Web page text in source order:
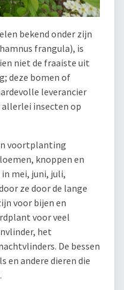
bekend onder zijn
frangula), is
niet de fraaiste uit
deze bomen of
leverancier
insecten op
voortplanting
knoppen en
mei, juni, juli,
ze door de lange
voor bijen en
voor veel
het
De bessen
en andere dieren die